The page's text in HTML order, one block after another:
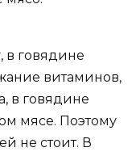
в говядине
витаминов,
в говядине
мясе. Поэтому
не стоит. В